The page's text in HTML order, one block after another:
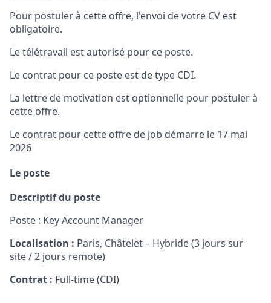
Pour postuler à cette offre, l'envoi de votre CV est
obligatoire.
Le télétravail est autorisé pour ce poste.
Le contrat pour ce poste est de type CDI.
La lettre de motivation est optionnelle pour postuler à
cette offre.
Le contrat pour cette offre de job démarre le 17 mai
2026
Le poste
Descriptif du poste
Poste : Key Account Manager
Localisation : Paris, Châtelet – Hybride (3 jours sur
site / 2 jours remote)
Contrat : Full-time (CDI)